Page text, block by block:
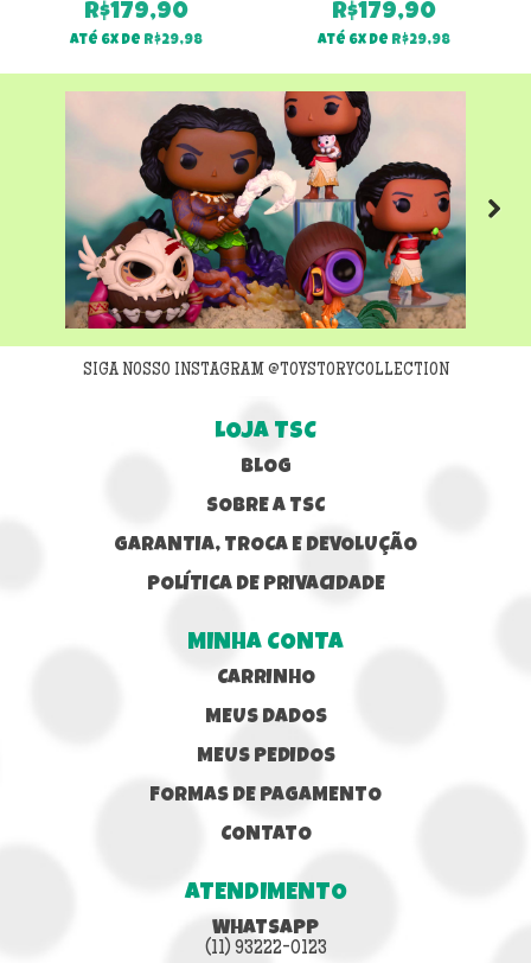
R$179,90
Até 6x de R$29,98
R$179,90
Até 6x de R$29,98
Next
SIGA NOSSO INSTAGRAM @TOYSTORYCOLLECTION
LOJA TSC
BLOG
SOBRE A TSC
GARANTIA, TROCA E DEVOLUÇÃO
POLÍTICA DE PRIVACIDADE
MINHA CONTA
CARRINHO
MEUS DADOS
MEUS PEDIDOS
FORMAS DE PAGAMENTO
CONTATO
ATENDIMENTO
WHATSAPP
(11) 93222-0123